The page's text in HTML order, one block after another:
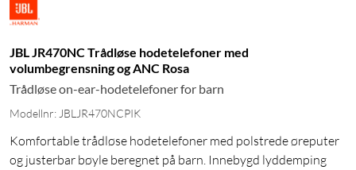
JBL JR470NC Trådløse hodetelefoner med
volumbegrensning og ANC Rosa
Trådløse on-ear-hodetelefoner for barn
Modellnr: JBLJR470NCPIK
Komfortable trådløse hodetelefoner med polstrede øreputer
og justerbar bøyle beregnet på barn. Innebygd lyddemping